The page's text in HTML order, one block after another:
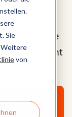
Sie
Weitere
von
HubSpot, die
Kaufabsicht
zu binden.
von